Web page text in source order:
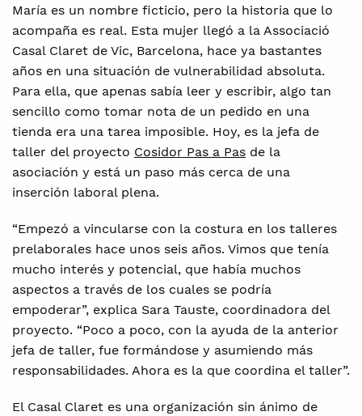
María es un nombre ficticio, pero la historia que lo
acompaña es real. Esta mujer llegó a la Associació
Casal Claret de Vic, Barcelona, hace ya bastantes
años en una situación de vulnerabilidad absoluta.
Para ella, que apenas sabía leer y escribir, algo tan
sencillo como tomar nota de un pedido en una
tienda era una tarea imposible. Hoy, es la jefa de
taller del proyecto Cosidor Pas a Pas de la
asociación y está un paso más cerca de una
inserción laboral plena.
“Empezó a vincularse con la costura en los talleres
prelaborales hace unos seis años. Vimos que tenía
mucho interés y potencial, que había muchos
aspectos a través de los cuales se podría
empoderar”, explica Sara Tauste, coordinadora del
proyecto. “Poco a poco, con la ayuda de la anterior
jefa de taller, fue formándose y asumiendo más
responsabilidades. Ahora es la que coordina el taller”.
El Casal Claret es una organización sin ánimo de